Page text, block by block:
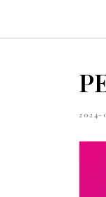
2024-